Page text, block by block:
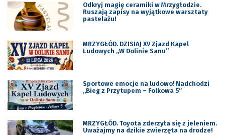
Odkryj magię ceramiki w Mrzygłodzie.
Ruszają zapisy na wyjątkowe warsztaty
pastelażu!
MRZYGŁÓD. DZISIAJ XV Zjazd Kapel
Ludowych „W Dolinie Sanu”
Sportowe emocje na ludowo! Nadchodzi
„Bieg z Przytupem – Folkowa 5”
MRZYGŁÓD. Toyota zderzyła się z jeleniem.
Uważajmy na dzikie zwierzęta na drodze!